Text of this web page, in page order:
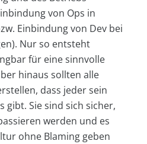
von Ops in
Einbindung von Dev bei
Nur so entsteht
für eine sinnvolle
hinaus sollten alle
dass jeder sein
gibt. Sie sind sich sicher,
werden und es
ohne Blaming geben